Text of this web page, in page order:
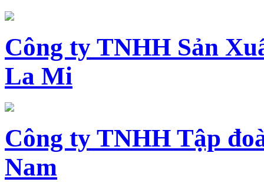
Công ty TNHH Sản
La Mi
Công ty TNHH Tập
Nam